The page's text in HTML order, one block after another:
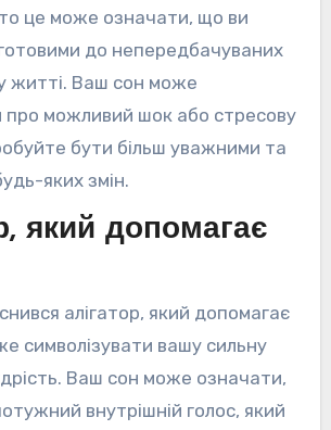
це може означати, що ви
до непередбачуваних
житті. Ваш сон може
можливий шок або стресову
бути більш уважними та
яких змін.
який допомагає
алігатор, який допомагає
символізувати вашу сильну
Ваш сон може означати,
внутрішній голос, який